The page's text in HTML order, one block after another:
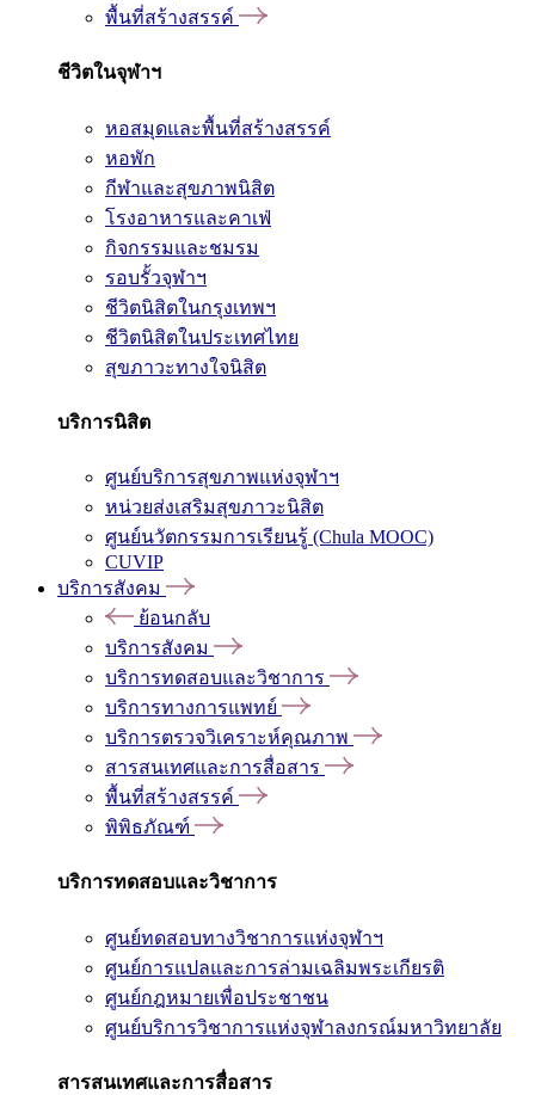
พื้นที่สร้างสรรค์
ชีวิตในจุฬาฯ
หอสมุดและพื้นที่สร้างสรรค์
หอพัก
กีฬาและสุขภาพนิสิต
โรงอาหารและคาเฟ่
กิจกรรมและชมรม
รอบรั้วจุฬาฯ
ชีวิตนิสิตในกรุงเทพฯ
ชีวิตนิสิตในประเทศไทย
สุขภาวะทางใจนิสิต
บริการนิสิต
ศูนย์บริการสุขภาพแห่งจุฬาฯ
หน่วยส่งเสริมสุขภาวะนิสิต
ศูนย์นวัตกรรมการเรียนรู้ (Chula MOOC)
CUVIP
บริการสังคม
ย้อนกลับ
บริการสังคม
บริการทดสอบและวิชาการ
บริการทางการแพทย์
บริการตรวจวิเคราะห์คุณภาพ
สารสนเทศและการสื่อสาร
พื้นที่สร้างสรรค์
พิพิธภัณฑ์
บริการทดสอบและวิชาการ
ศูนย์ทดสอบทางวิชาการแห่งจุฬาฯ
ศูนย์การแปลและการล่ามเฉลิมพระเกียรติ
ศูนย์กฎหมายเพื่อประชาชน
ศูนย์บริการวิชาการแห่งจุฬาลงกรณ์มหาวิทยาลัย
สารสนเทศและการสื่อสาร